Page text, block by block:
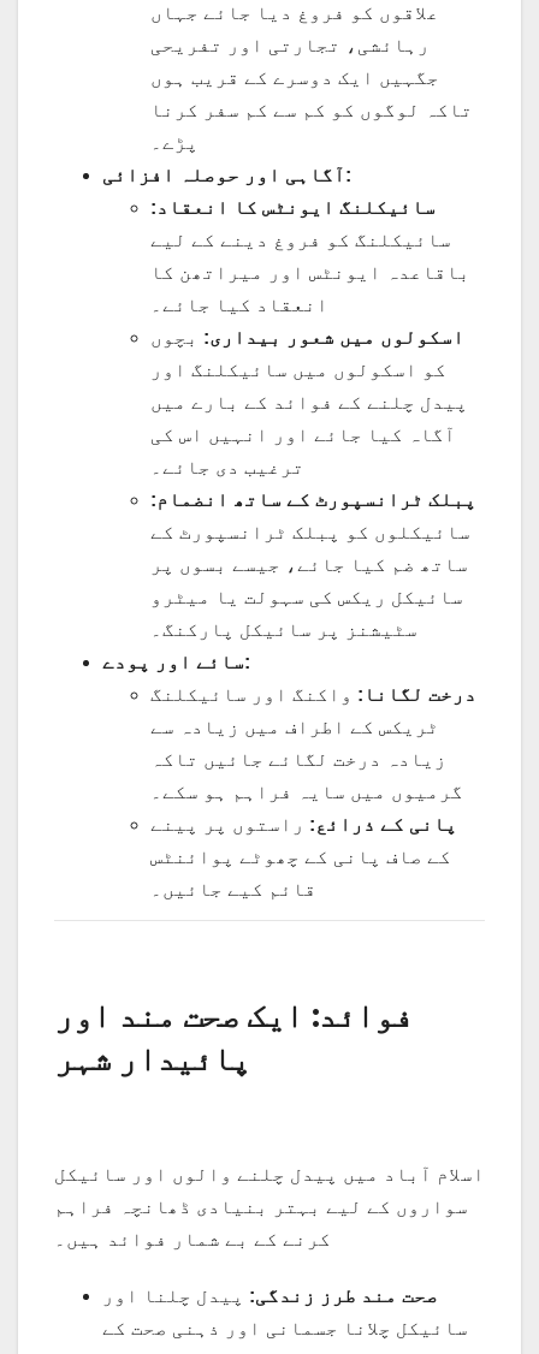
علاقوں کو فروغ دیا جائے جہاں
رہائشی، تجارتی اور تفریحی
جگہیں ایک دوسرے کے قریب ہوں
تاکہ لوگوں کو کم سے کم سفر کرنا
پڑے۔
آگاہی اور حوصلہ افزائی:
سائیکلنگ ایونٹس کا انعقاد:
سائیکلنگ کو فروغ دینے کے لیے
باقاعدہ ایونٹس اور میراتھن کا
انعقاد کیا جائے۔
اسکولوں میں شعور بیداری: بچوں
کو اسکولوں میں سائیکلنگ اور
پیدل چلنے کے فوائد کے بارے میں
آگاہ کیا جائے اور انہیں اس کی
ترغیب دی جائے۔
پبلک ٹرانسپورٹ کے ساتھ انضمام:
سائیکلوں کو پبلک ٹرانسپورٹ کے
ساتھ ضم کیا جائے، جیسے بسوں پر
سائیکل ریکس کی سہولت یا میٹرو
سٹیشنز پر سائیکل پارکنگ۔
سائے اور پودے:
درخت لگانا: واکنگ اور سائیکلنگ
ٹریکس کے اطراف میں زیادہ سے
زیادہ درخت لگائے جائیں تاکہ
گرمیوں میں سایہ فراہم ہو سکے۔
پانی کے ذرائع: راستوں پر پینے
کے صاف پانی کے چھوٹے پوائنٹس
قائم کیے جائیں۔
فوائد: ایک صحت مند اور
پائیدار شہر
اسلام آباد میں پیدل چلنے والوں اور سائیکل
سواروں کے لیے بہتر بنیادی ڈھانچہ فراہم
کرنے کے بے شمار فوائد ہیں۔
صحت مند طرز زندگی: پیدل چلنا اور
سائیکل چلانا جسمانی اور ذہنی صحت کے